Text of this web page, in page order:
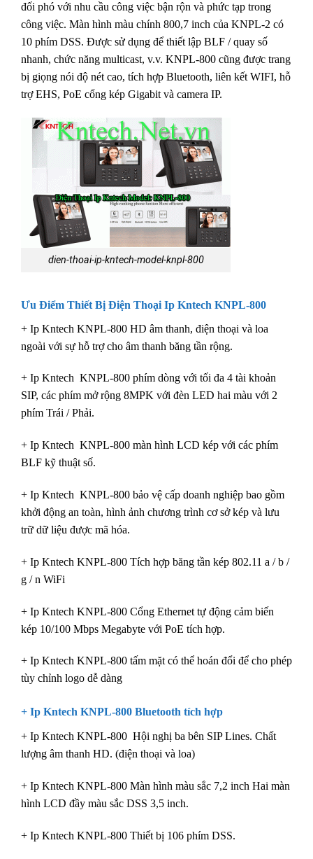
đối phó với nhu cầu công việc bận rộn và phức tạp trong
công việc. Màn hình màu chính 800,7 inch của KNPL-2 có
10 phím DSS. Được sử dụng để thiết lập BLF / quay số
nhanh, chức năng multicast, v.v. KNPL-800 cũng được trang
bị giọng nói độ nét cao, tích hợp Bluetooth, liên kết WIFI, hỗ
trợ EHS, PoE cổng kép Gigabit và camera IP.
dien-thoai-ip-kntech-model-knpl-800
Ưu Điểm Thiết Bị Điện Thoại Ip Kntech KNPL-800
+ Ip Kntech KNPL-800 HD âm thanh, điện thoại và loa
ngoài với sự hỗ trợ cho âm thanh băng tần rộng.
+ Ip Kntech KNPL-800 phím dòng với tối đa 4 tài khoản
SIP, các phím mở rộng 8MPK với đèn LED hai màu với 2
phím Trái / Phải.
+ Ip Kntech KNPL-800 màn hình LCD kép với các phím
BLF kỹ thuật số.
+ Ip Kntech KNPL-800 bảo vệ cấp doanh nghiệp bao gồm
khởi động an toàn, hình ảnh chương trình cơ sở kép và lưu
trữ dữ liệu được mã hóa.
+ Ip Kntech KNPL-800 Tích hợp băng tần kép 802.11 a / b /
g / n WiFi
+ Ip Kntech KNPL-800 Cổng Ethernet tự động cảm biến
kép 10/100 Mbps Megabyte với PoE tích hợp.
+ Ip Kntech KNPL-800 tấm mặt có thể hoán đổi để cho phép
tùy chỉnh logo dễ dàng
+ Ip Kntech KNPL-800 Bluetooth tích hợp
+ Ip Kntech KNPL-800 Hội nghị ba bên SIP Lines. Chất
lượng âm thanh HD. (điện thoại và loa)
+ Ip Kntech KNPL-800 Màn hình màu sắc 7,2 inch Hai màn
hình LCD đầy màu sắc DSS 3,5 inch.
+ Ip Kntech KNPL-800 Thiết bị 106 phím DSS.